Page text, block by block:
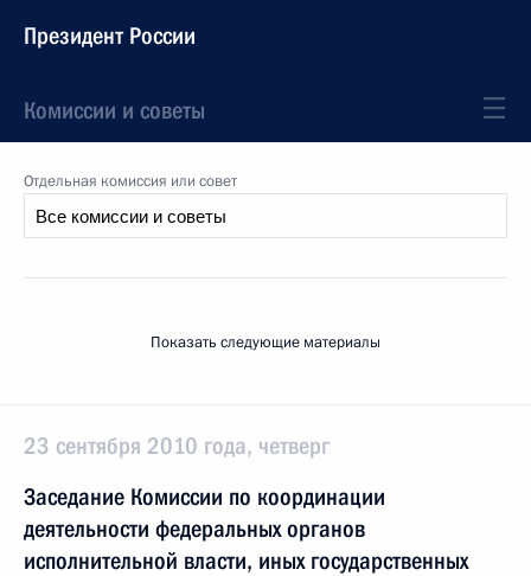
Президент России
Комиссии и советы
Отдельная комиссия или совет
Показать следующие материалы
23 сентября 2010 года, четверг
Заседание Комиссии по координации
деятельности федеральных органов
исполнительной власти, иных государственных